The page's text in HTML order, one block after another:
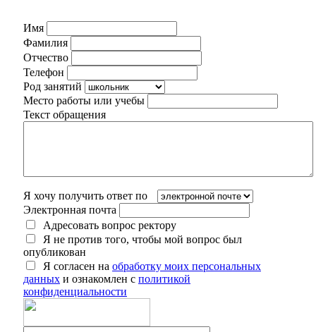
Имя
Фамилия
Отчество
Телефон
Род занятий
Место работы или учебы
Текст обращения
Я хочу получить ответ по
Электронная почта
Адресовать вопрос ректору
Я не против того, чтобы мой вопрос был
опубликован
Я согласен на обработку моих персональных
данных и ознакомлен с политикой
конфиденциальности